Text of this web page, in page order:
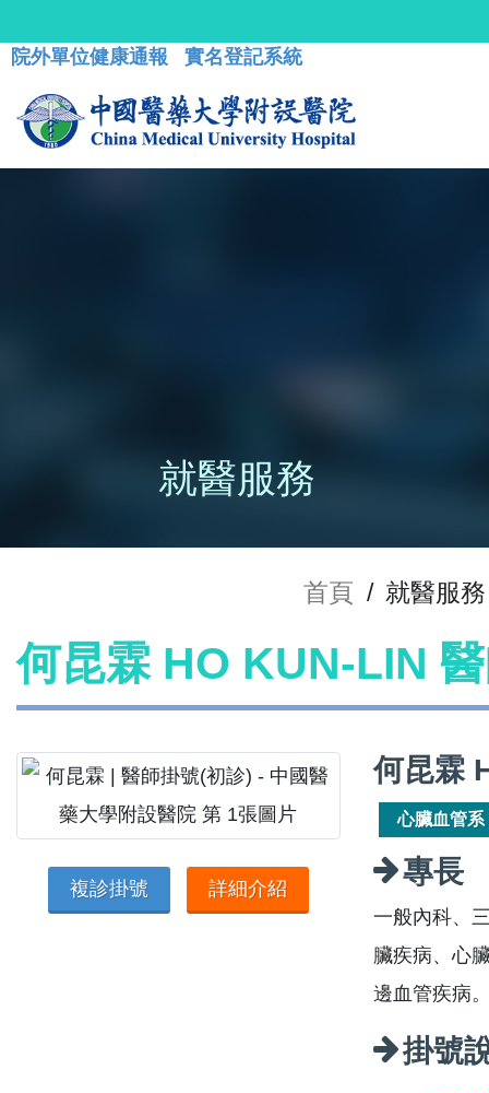
院外單位健康通報 實名登記系統
就醫服務
首頁 / 就醫服務
何昆霖 HO KUN-LIN
複診掛號 詳細介紹
何昆霖
心臟血管系
專長
一般內科、
臟疾病、心
邊血管疾病
掛號